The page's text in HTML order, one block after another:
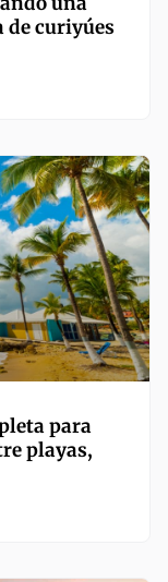
de curiyúes
para
playas,